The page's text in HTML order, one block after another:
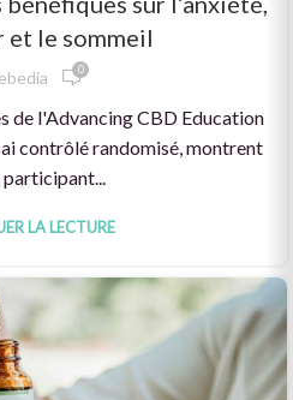
et le sommeil
0
de l'Advancing CBD Education
contrôlé randomisé, montrent
participant...
LA LECTURE